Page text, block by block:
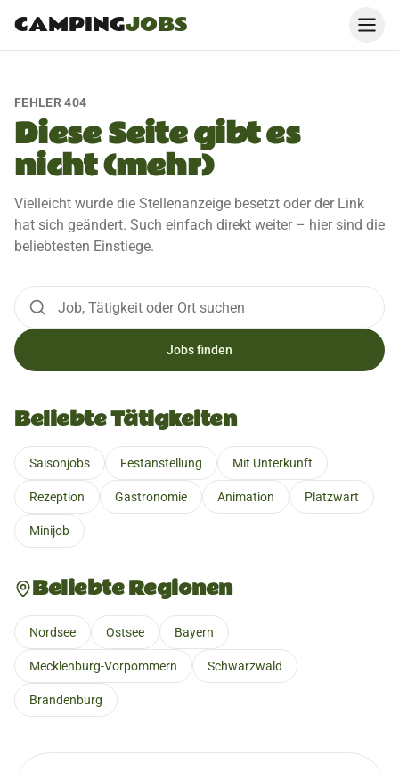
CAMPINGJOBS
FEHLER 404
Diese Seite gibt es
nicht (mehr)
Vielleicht wurde die Stellenanzeige besetzt oder der Link
hat sich geändert. Such einfach direkt weiter – hier sind die
beliebtesten Einstiege.
Jobs finden
Beliebte Tätigkeiten
Saisonjobs Festanstellung Mit Unterkunft
Rezeption Gastronomie Animation Platzwart
Minijob
Beliebte Regionen
Nordsee Ostsee Bayern
Mecklenburg-Vorpommern Schwarzwald
Brandenburg